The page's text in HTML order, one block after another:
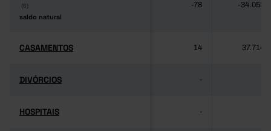
(6)
saldo natural
(6)
saldo natural
-78 -34.053
CASAMENTOS
CASAMENTOS 14 37.714
DIVÓRCIOS
DIVÓRCIOS -
HOSPITAIS
HOSPITAIS -